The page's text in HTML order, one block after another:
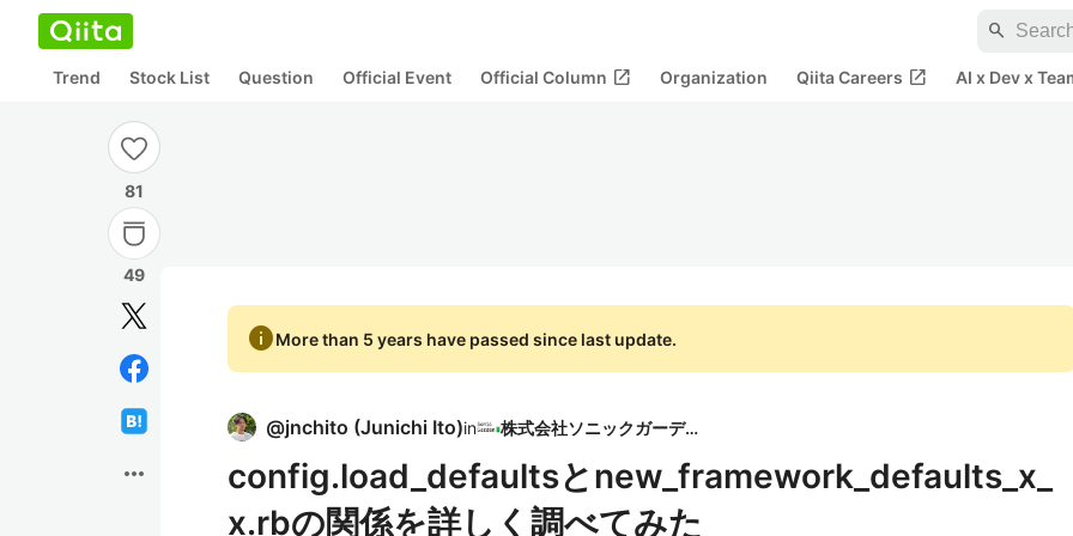
search
Trend Stock List Question Official Event Official Column open_in_new Organization Qiita Careers open_in_new AI x Dev x
81
49
more_horiz
infoMore than 5 years have passed since last update.
@jnchito (Junichi Ito)in 株式会社ソニックガーデン
config.load_defaultsとnew_framework_defaults_x_
x.rbの関係を詳しく調べてみた